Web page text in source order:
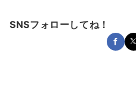
SNSフォローしてね！